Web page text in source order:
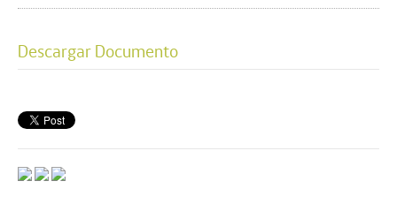
Descargar Documento